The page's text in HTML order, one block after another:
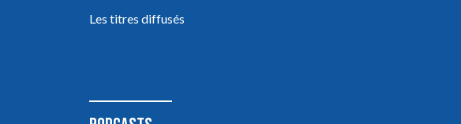
Les titres diffusés